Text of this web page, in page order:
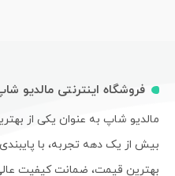
فروشگاه اینترنتی مالدیو
مالدیو شاپ به عنوان یکی از
بیش از یک دهه تجربه، با
بهترین قیمت، ضمانت کیفیت